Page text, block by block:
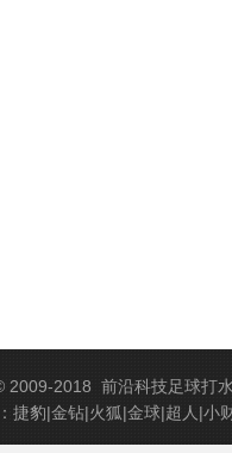
2009-2018 前沿科技足球打
捷豹|金钻|火狐|金球|超人|小